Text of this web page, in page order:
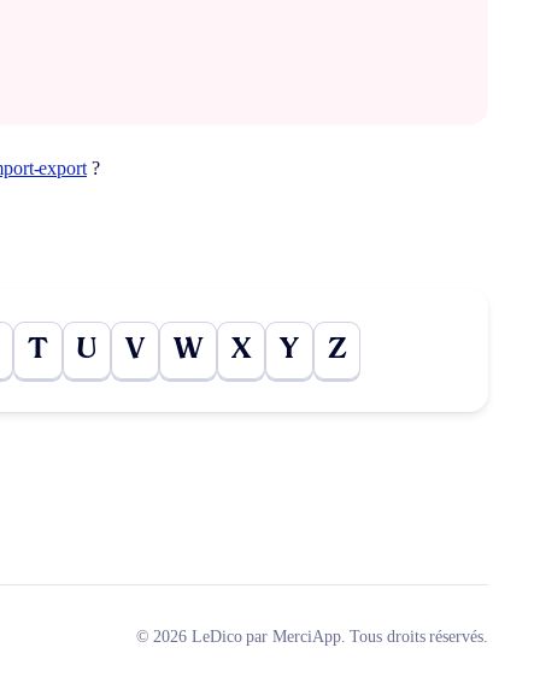
export?
T U V W X Y Z
© 2026 LeDico par MerciApp. Tous droits réservés.